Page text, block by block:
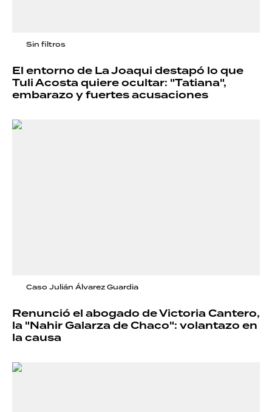
Sin filtros
El entorno de La Joaqui destapó lo que
Tuli Acosta quiere ocultar: "Tatiana",
embarazo y fuertes acusaciones
Caso Julián Álvarez Guardia
Renunció el abogado de Victoria Cantero,
la "Nahir Galarza de Chaco": volantazo en
la causa